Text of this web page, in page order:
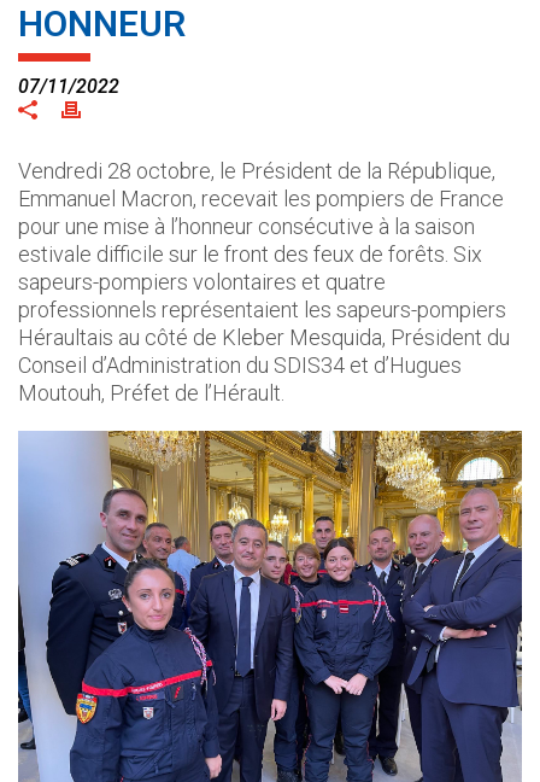
HONNEUR
07/11/2022
Vendredi 28 octobre, le Président de la République,
Emmanuel Macron, recevait les pompiers de France
pour une mise à l’honneur consécutive à la saison
estivale difficile sur le front des feux de forêts. Six
sapeurs-pompiers volontaires et quatre
professionnels représentaient les sapeurs-pompiers
Héraultais au côté de Kleber Mesquida, Président du
Conseil d’Administration du SDIS34 et d’Hugues
Moutouh, Préfet de l’Hérault.